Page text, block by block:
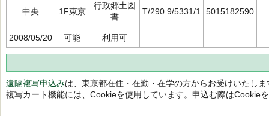
中央 1F東京
行政郷土図
書
T/290.9/5331/1 5015182590
2008/05/20 可能 利用可
遠隔複写申込みは、東京都在住・在勤・在学の方からお受けいたしま
複写カート機能には、Cookieを使用しています。申込む際はCookie